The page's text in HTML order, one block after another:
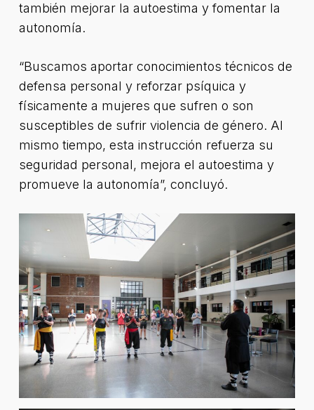
también mejorar la autoestima y fomentar la
autonomía.
“Buscamos aportar conocimientos técnicos de
defensa personal y reforzar psíquica y
físicamente a mujeres que sufren o son
susceptibles de sufrir violencia de género. Al
mismo tiempo, esta instrucción refuerza su
seguridad personal, mejora el autoestima y
promueve la autonomía”, concluyó.